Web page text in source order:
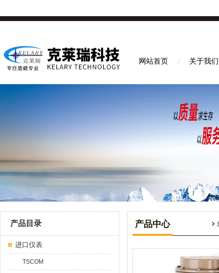
网站首页 关于我们
产品目录
进口仪表
TSCOM
产品中心